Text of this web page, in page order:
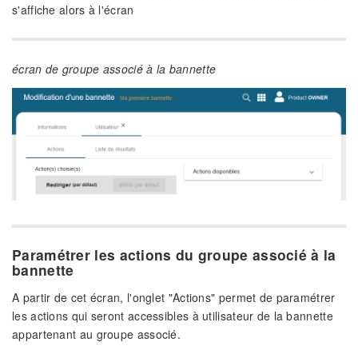
s'affiche alors à l'écran
écran de groupe associé à la bannette
Paramétrer les actions du groupe associé à la
bannette
A partir de cet écran, l'onglet "Actions" permet de paramétrer
les actions qui seront accessibles à utilisateur de la bannette
appartenant au groupe associé.